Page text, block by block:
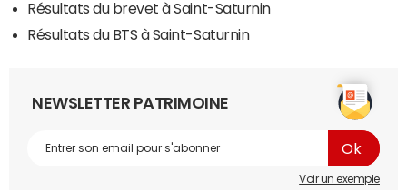
Résultats du brevet à Saint-Saturnin
Résultats du BTS à Saint-Saturnin
NEWSLETTER PATRIMOINE
Voir un exemple